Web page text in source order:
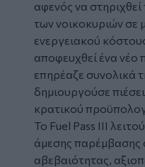
αφενός να
των νοικοκυριών σε
ενεργειακού
αποφευχθεί ένα νέο
επηρέαζε συνολικά
δημιουργούσε
κρατικού
Το Fuel Pass III
άμεσης παρέμβασης
αβεβαιότητας,